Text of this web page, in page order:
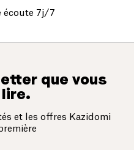
écoute 7j/7
que vous
et les offres Kazidomi